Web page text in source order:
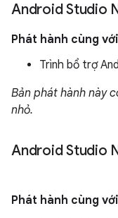
Android Studio
Phát hành cùng
Trình bổ trợ
Bản phát hành này
nhỏ.
Android Studio
Phát hành cùng